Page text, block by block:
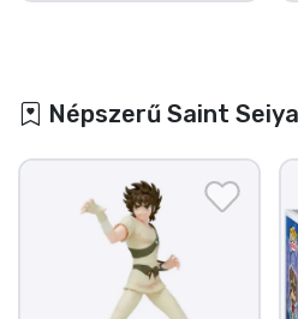
Népszerű Saint